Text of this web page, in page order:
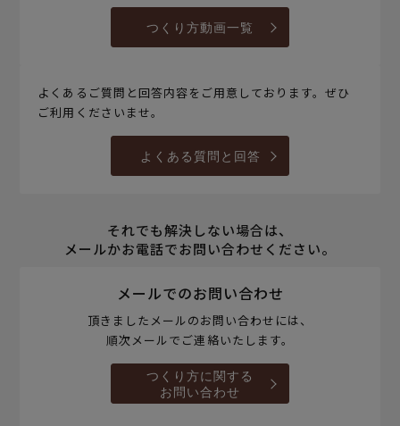
つくり方動画一覧
よくあるご質問と回答内容をご用意しております。ぜひ
ご利用くださいませ。
よくある質問と回答
それでも解決しない場合は、
メールかお電話でお問い合わせください。
メールでのお問い合わせ
頂きましたメールのお問い合わせには、
順次メールでご連絡いたします。
つくり方に関する
お問い合わせ